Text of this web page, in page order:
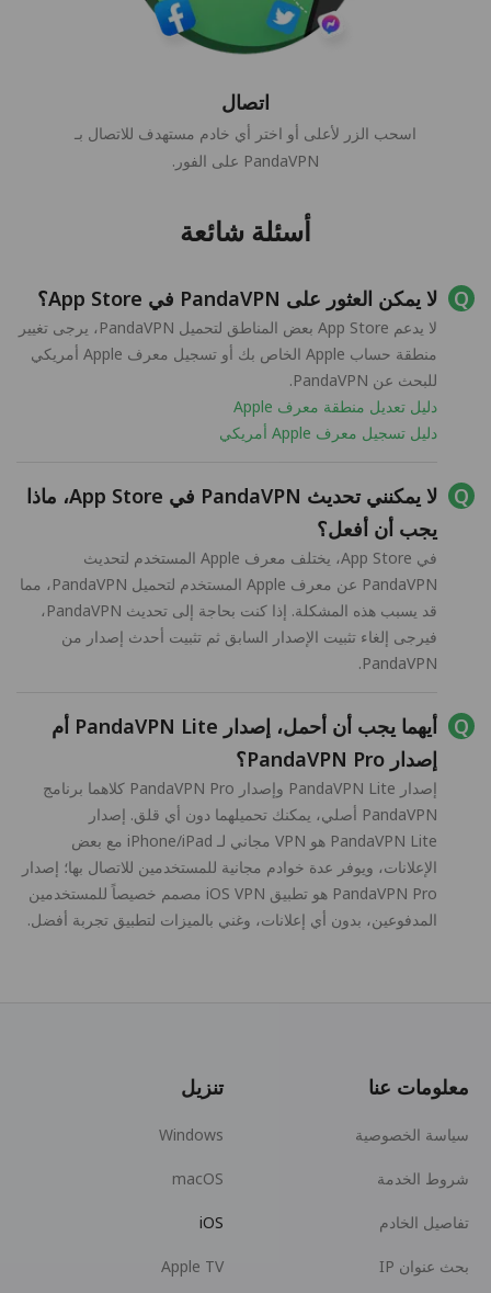
اتصال
اسحب الزر لأعلى أو اختر أي خادم مستهدف للاتصال بـ
PandaVPN على الفور.
أسئلة شائعة
لا يمكن العثور على PandaVPN في App Store؟
لا يدعم App Store بعض المناطق لتحميل PandaVPN، يرجى تغيير
منطقة حساب Apple الخاص بك أو تسجيل معرف Apple أمريكي
للبحث عن PandaVPN.
دليل تعديل منطقة معرف Apple
دليل تسجيل معرف Apple أمريكي
لا يمكنني تحديث PandaVPN في App Store، ماذا
يجب أن أفعل؟
في App Store، يختلف معرف Apple المستخدم لتحديث
PandaVPN عن معرف Apple المستخدم لتحميل PandaVPN، مما
قد يسبب هذه المشكلة. إذا كنت بحاجة إلى تحديث PandaVPN،
فيرجى إلغاء تثبيت الإصدار السابق ثم تثبيت أحدث إصدار من
PandaVPN.
أيهما يجب أن أحمل، إصدار PandaVPN Lite أم
إصدار PandaVPN Pro؟
إصدار PandaVPN Lite وإصدار PandaVPN Pro كلاهما برنامج
PandaVPN أصلي، يمكنك تحميلهما دون أي قلق. إصدار
PandaVPN Lite هو VPN مجاني لـ iPhone/iPad مع بعض
الإعلانات، ويوفر عدة خوادم مجانية للمستخدمين للاتصال بها؛ إصدار
PandaVPN Pro هو تطبيق iOS VPN مصمم خصيصاً للمستخدمين
المدفوعين، بدون أي إعلانات، وغني بالميزات لتطبيق تجربة أفضل.
معلومات عنا
سياسة الخصوصية
شروط الخدمة
تفاصيل الخادم
بحث عنوان IP
تنزيل
Windows
macOS
iOS
Apple TV